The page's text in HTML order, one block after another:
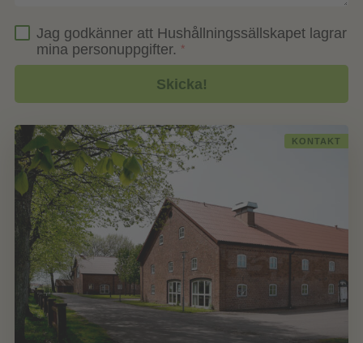
Jag godkänner att Hushållningssällskapet lagrar
mina personuppgifter. *
KONTAKT